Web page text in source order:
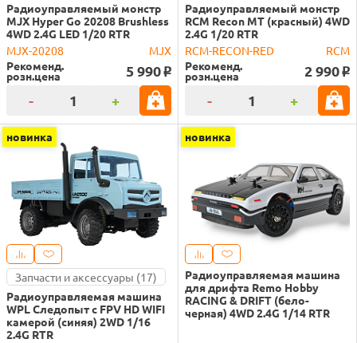
Радиоуправляемый монстр
MJX Hyper Go 20208 Brushless
4WD 2.4G LED 1/20 RTR
MJX-20208
MJX
Рекоменд.
розн.цена 5 990 o
- +
Радиоуправляемый монстр
RCM Recon MT (красный) 4WD
2.4G 1/20 RTR
RCM-RECON-RED
RCM
Рекоменд.
розн.цена 2 990 o
- +
новинка
Запчасти и аксессуары (17)
Радиоуправляемая машина
WPL Следопыт с FPV HD WIFI
камерой (синяя) 2WD 1/16
2.4G RTR
новинка
Радиоуправляемая машина
для дрифта Remo Hobby
RACING & DRIFT (бело-
черная) 4WD 2.4G 1/14 RTR